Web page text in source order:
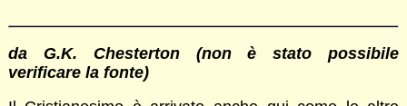
da G.K. Chesterton (non è stato possibile
verificare la fonte)